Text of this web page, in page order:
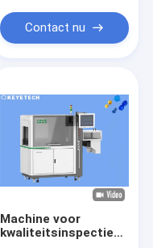
Contact nu
Machine voor
kwaliteitsinspectie